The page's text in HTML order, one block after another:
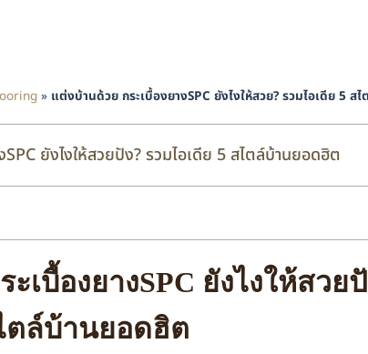
» แต่งบ้านด้วย กระเบื้องยางSPC ยังไงให้สวย? รวมไอเดีย 5
ยังไงให้สวยปัง? รวมไอเดีย 5 สไตล์บ้านยอดฮิต
เบื้องยางSPC ยังไงให้สวย
ตล์บ้านยอดฮิต